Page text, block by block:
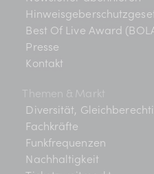
Best Of Live Award
Presse
Kontakt
Themen & Markt
Diversität,
Fachkräfte
Funkfrequenzen
Nachhaltigkeit